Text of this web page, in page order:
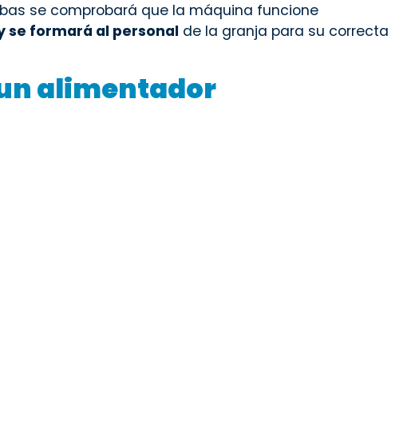
se comprobará que la máquina funcione
se formará al personal de la granja para su correcta
alimentador